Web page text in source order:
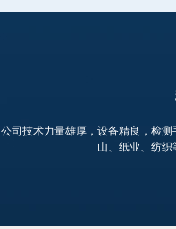
公司技术力量雄厚，设备精良，检
山、纸业、纺织